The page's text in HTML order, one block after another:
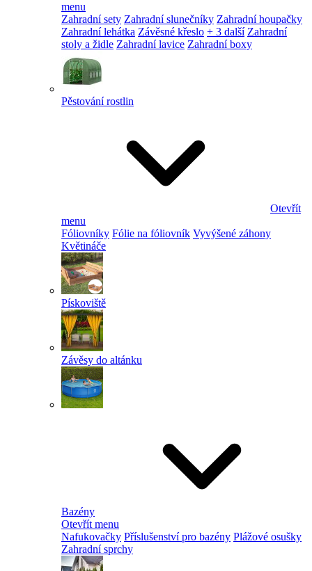
menu
Zahradní sety Zahradní slunečníky Zahradní houpačky
Zahradní lehátka Závěsné křeslo + 3 další Zahradní
stoly a židle Zahradní lavice Zahradní boxy
Pěstování rostlin
Otevřít
menu
Fóliovníky Fólie na fóliovník Vyvýšené záhony
Květináče
Pískoviště
Závěsy do altánku
Bazény
Otevřít menu
Nafukovačky Příslušenství pro bazény Plážové osušky
Zahradní sprchy